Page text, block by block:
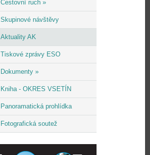
Cestovní ruch »
Skupinové návštěvy
Aktuality AK
Tiskové zprávy ESO
Dokumenty »
Kniha - OKRES VSETÍN
Panoramatická prohlídka
Fotografická soutež